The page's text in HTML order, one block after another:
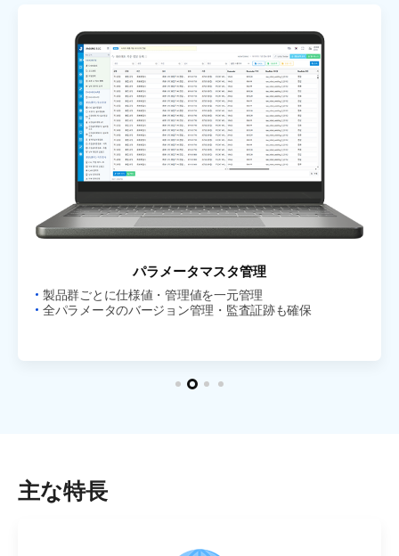
設備状態監視
OEE・稼働率・パフォーマンス・仕掛品をリアルタイムダ
ッシュボードで可視化
パラメータマスタ管理
製品群ごとに仕様値・管理値を一元管理
全パラメータのバージョン管理・監査証跡も確保
リアルタイムパラメータ監視
製品ごとの仕様値に基づき自動合否判定
アラーム・SMS・メール・チャット通知、設備停止・ロッ
生データ分析
高解像度センサーログを画面上で検索・フィルタ
ワンクリックでExcel出力・多系列グラフで傾向分析
主な特長